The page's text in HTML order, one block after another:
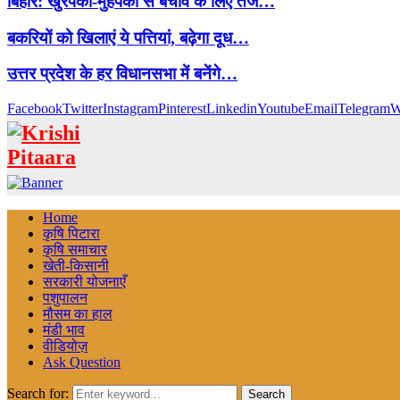
बकरियों को खिलाएं ये पत्तियां, बढ़ेगा दूध…
उत्तर प्रदेश के हर विधानसभा में बनेंगे…
FacebookTwitterInstagramPinterestLinkedinYoutubeEmailTelegram
Home
कृषि पिटारा
कृषि समाचार
खेती-किसानी
सरकारी योजनाएँ
पशुपालन
मौसम का हाल
मंडी भाव
वीडियोज़
Ask Question
Search for: Search